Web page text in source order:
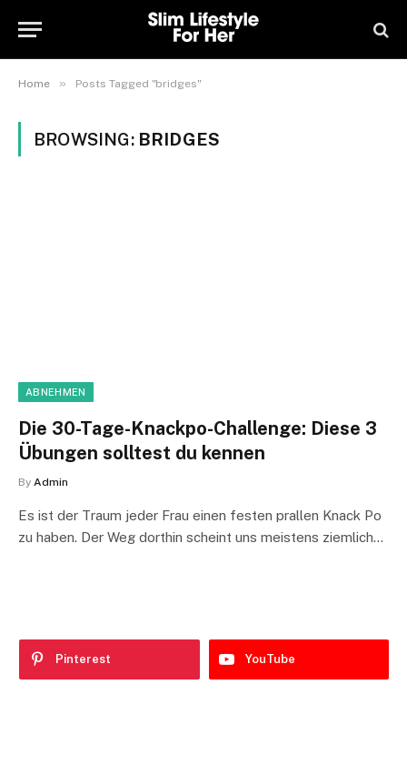
Home » Posts Tagged "bridges"
BROWSING: BRIDGES
ABNEHMEN
Die 30-Tage-Knackpo-Challenge: Diese 3
Übungen solltest du kennen
By Admin
Es ist der Traum jeder Frau einen festen prallen Knack Po
zu haben. Der Weg dorthin scheint uns meistens ziemlich…
Pinterest YouTube